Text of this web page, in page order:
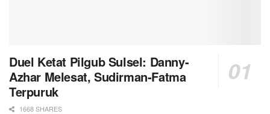
Duel Ketat Pilgub Sulsel: Danny-
Azhar Melesat, Sudirman-Fatma
Terpuruk
1668 SHARES